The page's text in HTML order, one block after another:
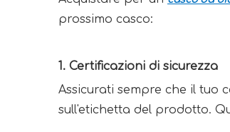
prossimo casco:
1. Certificazioni di sicurezza
Assicurati sempre che il tuo
sull'etichetta del prodotto.